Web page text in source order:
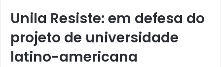
Unila Resiste: em defesa do
projeto de universidade
latino-americana